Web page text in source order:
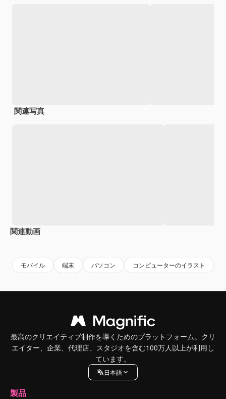
関連写真
関連動画
モバイル 端末 パソコン コンピューターのイラスト
最高のクリエイティブ制作を導くためのプラットフォーム。クリ
エイター、企業、代理店、スタジオを含む100万人以上が利用し
ています。
日本語
製品